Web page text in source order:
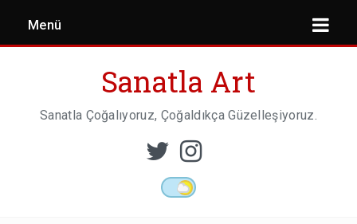
Menü
Sanatla Art
Sanatla Çoğalıyoruz, Çoğaldıkça Güzelleşiyoruz.